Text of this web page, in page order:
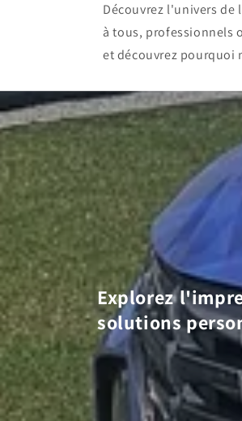
Découvrez l'univers de
à tous, professionnels
et découvrez pourquoi
Explorez
solutions